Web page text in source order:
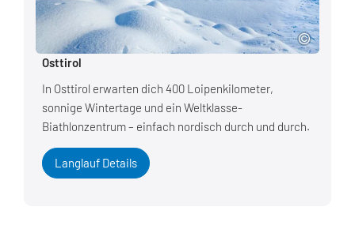
Osttirol
In Osttirol erwarten dich 400 Loipenkilometer,
sonnige Wintertage und ein Weltklasse-
Biathlonzentrum – einfach nordisch durch und durch.
Langlauf Details